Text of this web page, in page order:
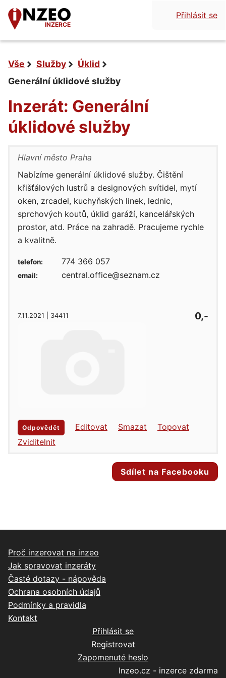
INZERCE
Přihlásit se
Vše Služby
Úklid
Generální úklidové služby
Inzerát: Generální
úklidové služby
Hlavní město Praha
Nabízíme generální úklidové služby. Čištění
křišťálových lustrů a designových svítidel, mytí
oken, zrcadel, kuchyňských linek, lednic,
sprchových koutů, úklid garáží, kancelářských
prostor, atd. Práce na zahradě. Pracujeme rychle
a kvalitně.
7.11.2021 | 34411 0,-
telefon: 774 366 057
email: central.office@seznam.cz
Odpovědět Editovat Smazat
Topovat
Zviditelnit
Sdílet na Facebooku
Proč inzerovat na inzeo
Jak spravovat inzeráty
Časté dotazy - nápověda
Ochrana osobních údajů
Podmínky a pravidla
Kontakt
Přihlásit se
Registrovat
Zapomenuté heslo
Inzeo.cz - inzerce zdarma